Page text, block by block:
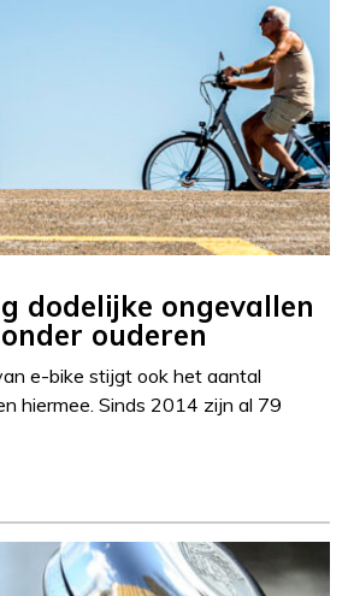
dodelijke ongevallen
ouderen
e-bike stijgt ook het aantal
hiermee. Sinds 2014 zijn al 79